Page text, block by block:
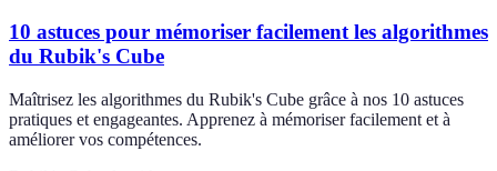
10 astuces pour mémoriser facilement les algorithmes
du Rubik's Cube
Maîtrisez les algorithmes du Rubik's Cube grâce à nos 10 astuces
pratiques et engageantes. Apprenez à mémoriser facilement et à
améliorer vos compétences.